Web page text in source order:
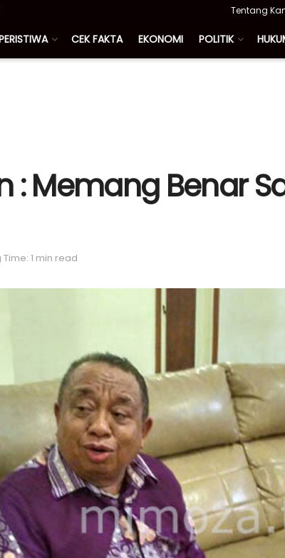
Tentang
CEK FAKTA EKONOMI POLITIK
: Memang Benar
1 min read